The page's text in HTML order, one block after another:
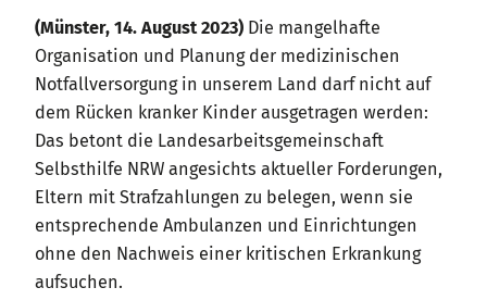
(Münster, 14. August 2023) Die mangelhafte
Organisation und Planung der medizinischen
Notfallversorgung in unserem Land darf nicht auf
dem Rücken kranker Kinder ausgetragen werden:
Das betont die Landesarbeitsgemeinschaft
Selbsthilfe NRW angesichts aktueller Forderungen,
Eltern mit Strafzahlungen zu belegen, wenn sie
entsprechende Ambulanzen und Einrichtungen
ohne den Nachweis einer kritischen Erkrankung
aufsuchen.